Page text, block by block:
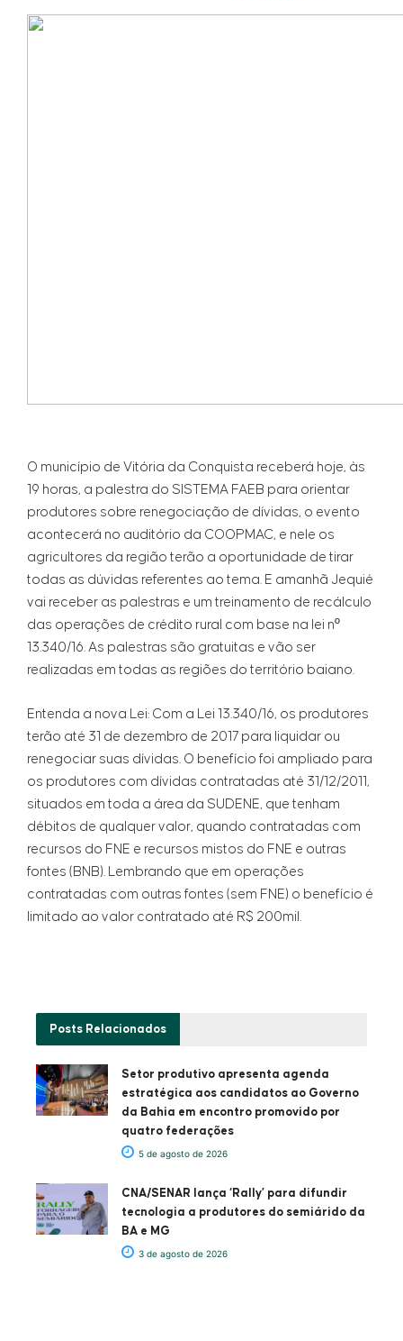
O município de Vitória da Conquista receberá hoje, às
19 horas, a palestra do SISTEMA FAEB para orientar
produtores sobre renegociação de dívidas, o evento
acontecerá no auditório da COOPMAC, e nele os
agricultores da região terão a oportunidade de tirar
todas as dúvidas referentes ao tema. E amanhã Jequié
vai receber as palestras e um treinamento de recálculo
das operações de crédito rural com base na lei nº
13.340/16. As palestras são gratuitas e vão ser
realizadas em todas as regiões do território baiano.
Entenda a nova Lei: Com a Lei 13.340/16, os produtores
terão até 31 de dezembro de 2017 para liquidar ou
renegociar suas dívidas. O benefício foi ampliado para
os produtores com dívidas contratadas até 31/12/2011,
situados em toda a área da SUDENE, que tenham
débitos de qualquer valor, quando contratadas com
recursos do FNE e recursos mistos do FNE e outras
fontes (BNB). Lembrando que em operações
contratadas com outras fontes (sem FNE) o benefício é
limitado ao valor contratado até R$ 200mil.
Posts Relacionados
Setor produtivo apresenta agenda
estratégica aos candidatos ao Governo
da Bahia em encontro promovido por
quatro federações
5 de agosto de 2026
CNA/SENAR lança ‘Rally’ para difundir
tecnologia a produtores do semiárido da
BA e MG
3 de agosto de 2026